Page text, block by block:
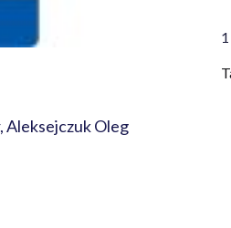
Aleksejczuk Oleg